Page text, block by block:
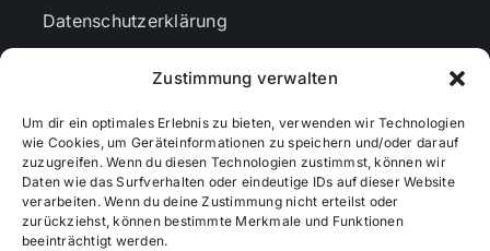
Zustimmung verwalten
Um dir ein optimales Erlebnis zu bieten, verwenden wir Technologien
wie Cookies, um Geräteinformationen zu speichern und/oder darauf
zuzugreifen. Wenn du diesen Technologien zustimmst, können wir
Daten wie das Surfverhalten oder eindeutige IDs auf dieser Website
verarbeiten. Wenn du deine Zustimmung nicht erteilst oder
zurückziehst, können bestimmte Merkmale und Funktionen
beeinträchtigt werden.
Datenschutzerklärung
Cookie-Richtlinie (EU)
Mediendaten